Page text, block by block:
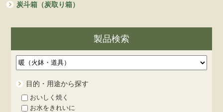
炭斗箱（炭取り箱）
製品検索
目的・用途から探す
おいしく焼く
お水をきれいに